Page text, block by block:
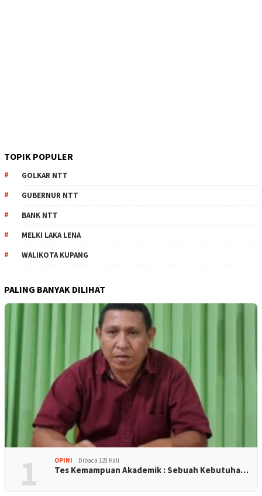
TOPIK POPULER
GOLKAR NTT
GUBERNUR NTT
BANK NTT
MELKI LAKA LENA
WALIKOTA KUPANG
PALING BANYAK DILIHAT
1 OPINI Dibaca 128 Kali
Tes Kemampuan Akademik : Sebuah Kebutuha…